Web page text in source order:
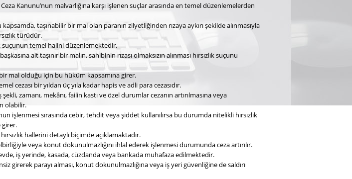
Ceza Kanunu’nun malvarlığına karşı işlenen suçlar arasında en temel düzenlemelerden
kapsamda, taşınabilir bir mal olan paranın zilyetliğinden rızaya aykırı şekilde alınmasıyla
türüdür.
suçunun temel halini düzenlemektedir.
ait taşınır bir malın, sahibinin rızası olmaksızın alınması hırsızlık suçunu
mal olduğu için bu hüküm kapsamına girer.
cezası bir yıldan üç yıla kadar hapis ve adli para cezasıdır.
zamanı, mekânı, failin kastı ve özel durumlar cezanın artırılmasına veya
olabilir.
işlenmesi sırasında cebir, tehdit veya şiddet kullanılırsa bu durumda nitelikli hırsızlık
girer.
hallerini detaylı biçimde açıklamaktadır.
veya konut dokunulmazlığını ihlal ederek işlenmesi durumunda ceza artırılır.
iş yerinde, kasada, cüzdanda veya bankada muhafaza edilmektedir.
girerek parayı alması, konut dokunulmazlığına veya iş yeri güvenliğine de saldırı